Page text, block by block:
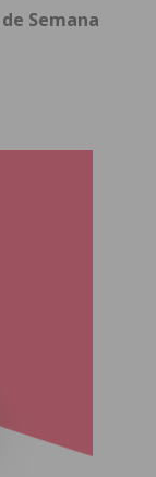
Semana